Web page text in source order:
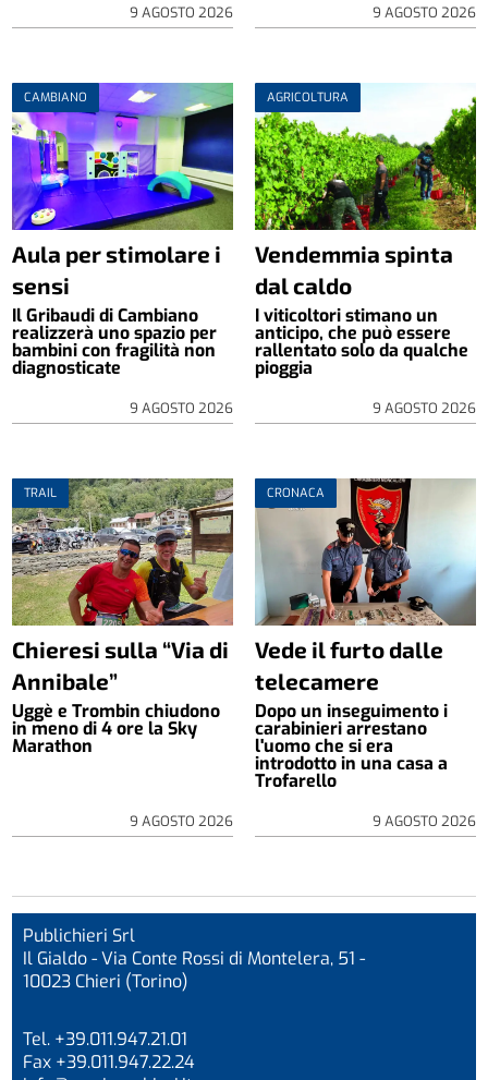
9 AGOSTO 2026 9 AGOSTO 2026
CAMBIANO
Aula per stimolare i
sensi
Il Gribaudi di Cambiano
realizzerà uno spazio per
bambini con fragilità non
diagnosticate
9 AGOSTO 2026
AGRICOLTURA
Vendemmia spinta
dal caldo
I viticoltori stimano un
anticipo, che può essere
rallentato solo da qualche
pioggia
9 AGOSTO 2026
TRAIL
Chieresi sulla “Via di
Annibale”
Uggè e Trombin chiudono
in meno di 4 ore la Sky
Marathon
9 AGOSTO 2026
CRONACA
Vede il furto dalle
telecamere
Dopo un inseguimento i
carabinieri arrestano
l'uomo che si era
introdotto in una casa a
Trofarello
9 AGOSTO 2026
Publichieri Srl
Il Gialdo - Via Conte Rossi di Montelera, 51 -
10023 Chieri (Torino)
Tel. +39.011.947.21.01
Fax +39.011.947.22.24